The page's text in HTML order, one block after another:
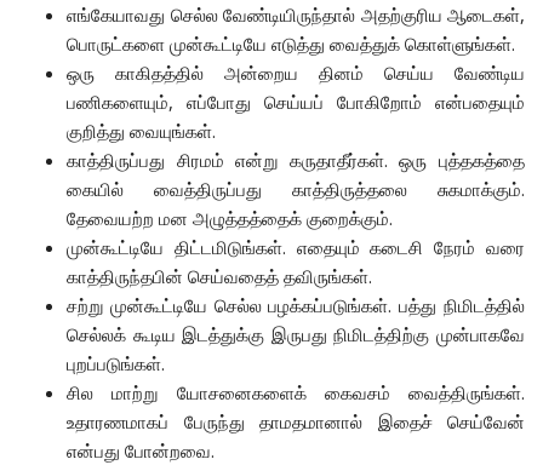
எங்கேயாவது செல்ல வேண்டியிருந்தால் அதற்குரிய ஆடைகள்,
பொருட்களை முன்கூட்டியே எடுத்து வைத்துக் கொள்ளுங்கள்.
ஒரு காகிதத்தில் அன்றைய தினம் செய்ய வேண்டிய
பணிகளையும், எப்போது செய்யப் போகிறோம் என்பதையும்
குறித்து வையுங்கள்.
காத்திருப்பது சிரமம் என்று கருதாதீர்கள். ஒரு புத்தகத்தை
கையில் வைத்திருப்பது காத்திருத்தலை சுகமாக்கும்.
தேவையற்ற மன அழுத்தத்தைக் குறைக்கும்.
முன்கூட்டியே திட்டமிடுங்கள். எதையும் கடைசி நேரம் வரை
காத்திருந்தபின் செய்வதைத் தவிருங்கள்.
சற்று முன்கூட்டியே செல்ல பழக்கப்படுங்கள். பத்து நிமிடத்தில்
செல்லக் கூடிய இடத்துக்கு இருபது நிமிடத்திற்கு முன்பாகவே
புறப்படுங்கள்.
சில மாற்று யோசனைகளைக் கைவசம் வைத்திருங்கள்.
உதாரணமாகப் பேருந்து தாமதமானால் இதைச் செய்வேன்
என்பது போன்றவை.